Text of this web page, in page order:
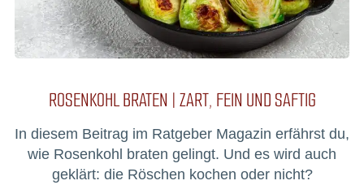
ROSENKOHL BRATEN | ZART, FEIN UND SAFTIG
In diesem Beitrag im Ratgeber Magazin erfährst du,
wie Rosenkohl braten gelingt. Und es wird auch
geklärt: die Röschen kochen oder nicht?